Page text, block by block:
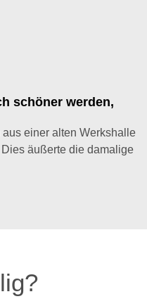
schöner werden,
einer alten Werkshalle
äußerte die damalige